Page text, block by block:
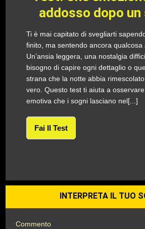
addosso dopo un
Ti è mai capitato di svegliarti
finito, ma sentendo ancora qualcosa
Un’ansia leggera, una nostalgia
bisogno di capire ogni dettaglio o
strana che la notte abbia
vero. Questo test ti aiuta a osservare
emotiva che i sogni lasciano nel[...]
Fai Il Test
INTERPRETA IL TUO
Commento